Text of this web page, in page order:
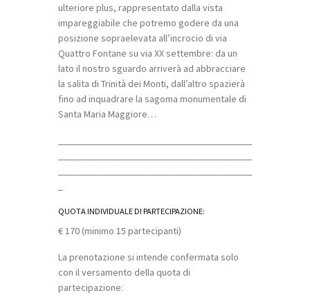
ulteriore plus, rappresentato dalla vista
impareggiabile che potremo godere da una
posizione sopraelevata all’incrocio di via
Quattro Fontane su via XX settembre: da un
lato il nostro sguardo arriverà ad abbracciare
la salita di Trinità dei Monti, dall’altro spazierà
fino ad inquadrare la sagoma monumentale di
Santa Maria Maggiore…
QUOTA INDIVIDUALE DI PARTECIPAZIONE:
€ 170 (minimo 15 partecipanti)
La prenotazione si intende confermata solo
con il versamento della quota di
partecipazione: